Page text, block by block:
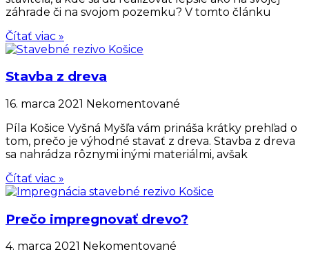
záhrade či na svojom pozemku? V tomto článku
Čítať viac »
Stavba z dreva
16. marca 2021 Nekomentované
Píla Košice Vyšná Myšľa vám prináša krátky prehľad o
tom, prečo je výhodné stavať z dreva. Stavba z dreva
sa nahrádza rôznymi inými materiálmi, avšak
Čítať viac »
Prečo impregnovať drevo?
4. marca 2021 Nekomentované